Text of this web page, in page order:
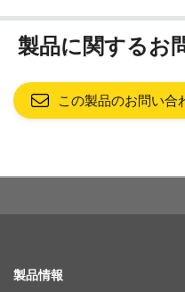
製品に関するお
この製品のお問い合
SITE MAP
製品情報